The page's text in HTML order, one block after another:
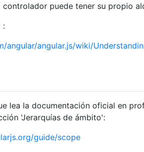
puede tener su propio
:
angular/angular.js/wiki/
lea la documentación oficial en
'Jerarquías de ámbito':
guide/scope